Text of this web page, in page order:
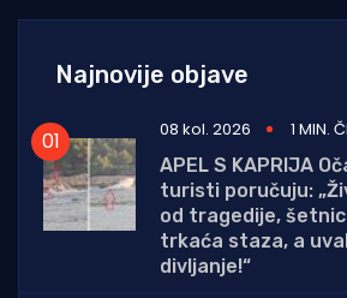
Najnovije objave
08 kol. 2026
1 MIN.
APEL S KAPRIJA
turisti poručuju:
od tragedije,
trkaća staza, a
divljanje!“